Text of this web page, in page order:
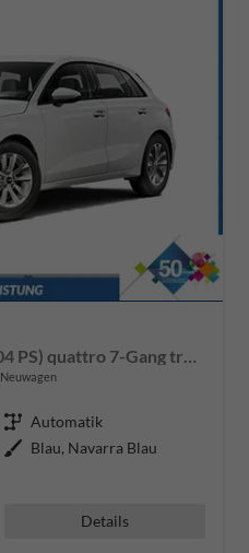
Neuwagen
Getriebe Automatik
Außenfarbe Blau, Navarra Blau
Details